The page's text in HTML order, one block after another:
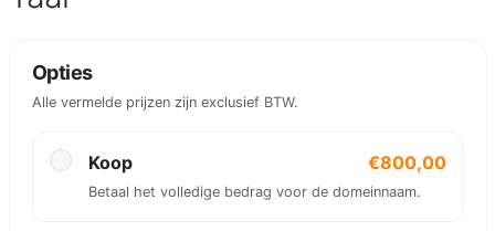
Opties
Alle vermelde prijzen zijn exclusief BTW.
Koop €800,00
Betaal het volledige bedrag voor de domeinnaam.